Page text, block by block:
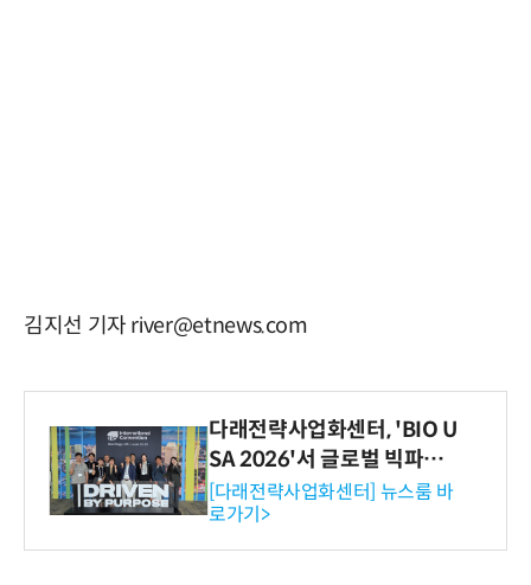
김지선 기자 river@etnews.com
다래전략사업화센터, 'BIO U
SA 2026'서 글로벌 빅파마
와의 비즈니스 미팅 지원…K
-바이오 해외 진출 교두보 확
보
[다래전략사업화센터] 뉴스룸 바
로가기>